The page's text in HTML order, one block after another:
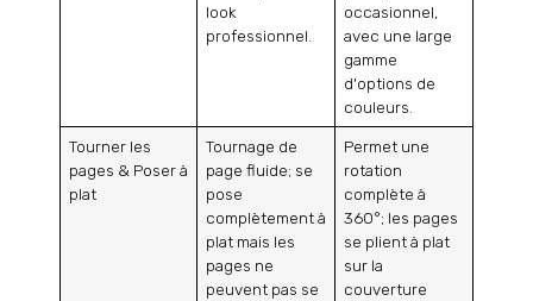
look
professionnel.
occasionnel,
avec une large
gamme
d'options de
couleurs.
Tourner les
pages & Poser à
plat
Tournage de
page fluide; se
pose
complètement à
plat mais les
pages ne
peuvent pas se
Permet une
rotation
complète à
360°; les pages
se plient à plat
sur la
couverture